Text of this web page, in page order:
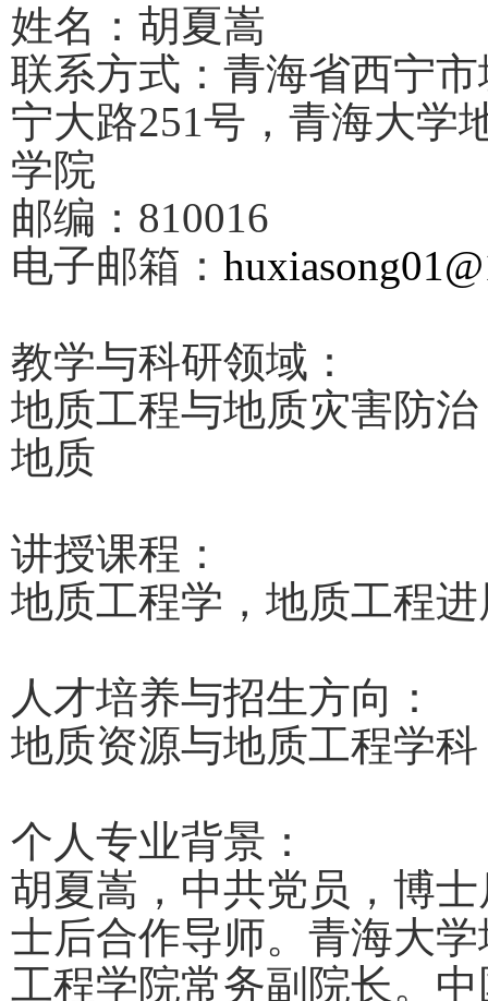
姓名： 胡夏嵩
联系方式： 青海省西宁
宁大路251号，青海大学
学院
邮编： 810016
电子邮箱：
教学与科研领域：
地质工程与地质灾害防
地质
讲授课程：
地质工程学，地质工程
人才培养与招生方向：
地质资源与地质工程学科
个人专业背景：
胡夏嵩，中共党员，博
士后合作导师。青海大
工程学院常务副院长。